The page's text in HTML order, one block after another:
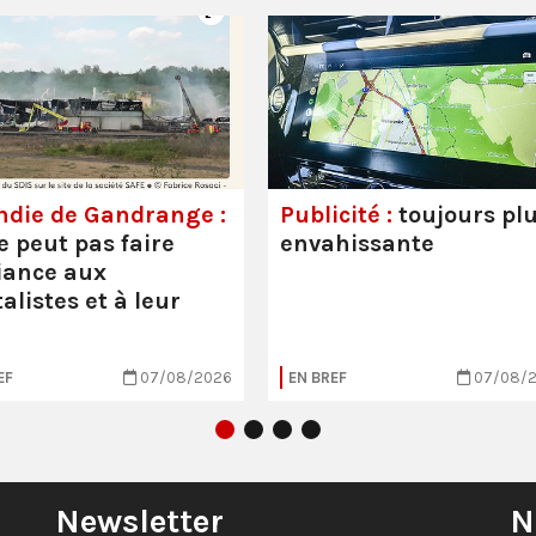
de Gandrange :
peut pas faire
aux
et à leur
07/08/2026
Publicité : toujours
envahissante
EN BREF 07/08/
Newsletter